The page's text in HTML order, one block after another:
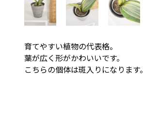
育てやすい植物の代表格。
葉が広く形がかわいいです。
こちらの個体は斑入りになります。